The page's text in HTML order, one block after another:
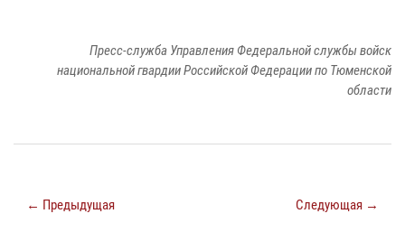
Пресс-служба Управления Федеральной службы войск
национальной гвардии Российской Федерации по Тюменской
области
← Предыдущая Следующая →